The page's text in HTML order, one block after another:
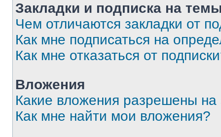
Закладки и подписка на
Чем отличаются закладки от
Как мне подписаться на
Как мне отказаться от
Вложения
Какие вложения разрешены
Как мне найти мои вложения?